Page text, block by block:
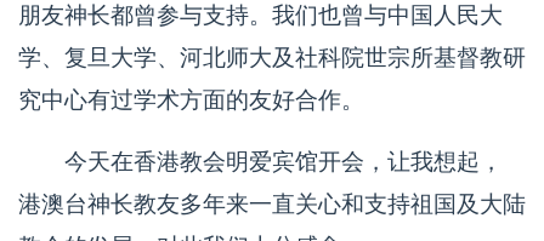
朋友神长都曾参与支持。我们也曾与中国人民大
学、复旦大学、河北师大及社科院世宗所基督教研
究中心有过学术方面的友好合作。
今天在香港教会明爱宾馆开会，让我想起，
港澳台神长教友多年来一直关心和支持祖国及大陆